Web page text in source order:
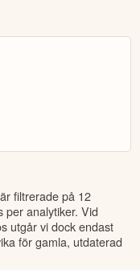
filtrerade på 12
per analytiker. Vid
utgår vi dock endast
för gamla, utdaterad